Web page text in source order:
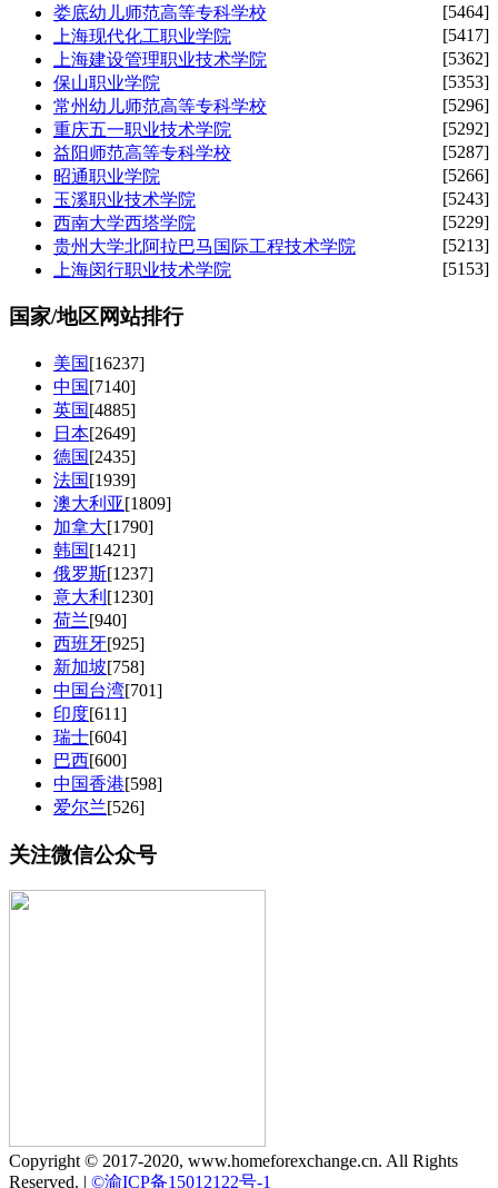
娄底幼儿师范高等专科学校
[5464]
上海现代化工职业学院
[5417]
上海建设管理职业技术学院
[5362]
保山职业学院
[5353]
常州幼儿师范高等专科学校
[5296]
重庆五一职业技术学院
[5292]
益阳师范高等专科学校
[5287]
昭通职业学院
[5266]
玉溪职业技术学院
[5243]
西南大学西塔学院
[5229]
贵州大学北阿拉巴马国际工程技术学院
[5213]
上海闵行职业技术学院
[5153]
国家/地区网站排行
美国[16237]
中国[7140]
英国[4885]
日本[2649]
德国[2435]
法国[1939]
澳大利亚[1809]
加拿大[1790]
韩国[1421]
俄罗斯[1237]
意大利 [1230]
荷兰[940]
西班牙[925]
新加坡[758]
中国台湾[701]
印度[611]
瑞士[604]
巴西[600]
中国香港[598]
爱尔兰[526]
关注微信公众号
Copyright © 2017-2020, www.homeforexchange.cn. All Rights
Reserved. | ©渝ICP备15012122号-1